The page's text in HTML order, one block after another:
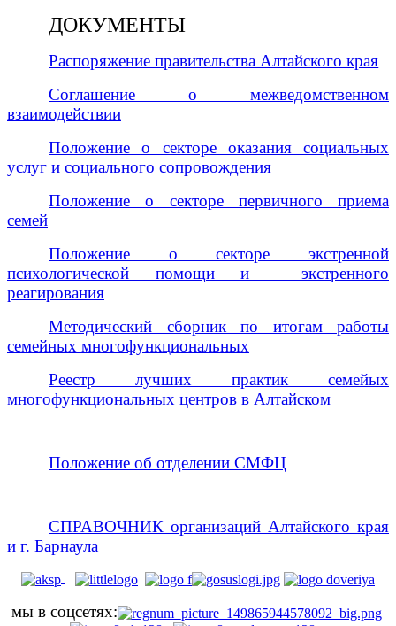
ДОКУМЕНТЫ
Распоряжение правительства Алтайского края
Соглашение о межведомственном
взаимодействии
Положение о секторе оказания социальных
услуг и социального сопровождения
Положение о секторе первичного приема
семей
Положение о секторе экстренной
психологической помощи и экстренного
реагирования
Методический сборник по итогам работы
семейных многофункциональных
Реестр лучших практик семейых
многофункциональных центров в Алтайском
Положение об отделении СМФЦ
СПРАВОЧНИК организаций Алтайского края
и г. Барнаула
мы в соцсетях: